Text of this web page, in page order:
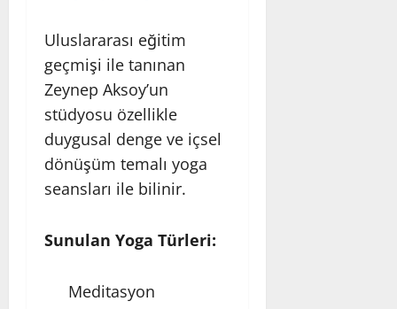
Uluslararası eğitim
geçmişi ile tanınan
Zeynep Aksoy’un
stüdyosu özellikle
duygusal denge ve içsel
dönüşüm temalı yoga
seansları ile bilinir.
Sunulan Yoga Türleri:
Meditasyon